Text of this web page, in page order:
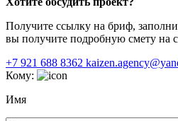
Получите ссылку на бриф,
вы получите подробную смету на
+7 921 688 8362
Кому:
Имя